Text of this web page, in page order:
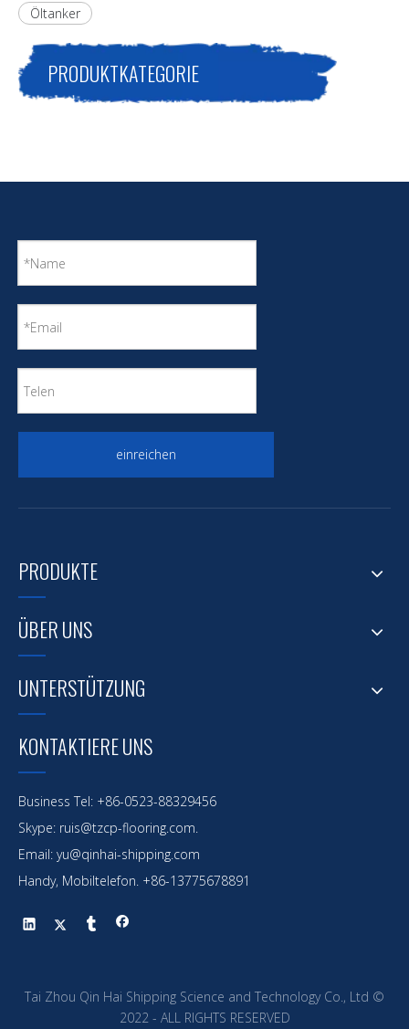
Öltanker
PRODUKTKATEGORIE
einreichen
PRODUKTE
ÜBER UNS
UNTERSTÜTZUNG
KONTAKTIERE UNS
Business Tel: +86-0523-88329456
Skype: ruis@tzcp-flooring.com.
Email: yu@qinhai-shipping.com
Handy, Mobiltelefon. +86-13775678891
Tai Zhou Qin Hai Shipping Science and Technology Co., Ltd ©
2022 - ALL RIGHTS RESERVED